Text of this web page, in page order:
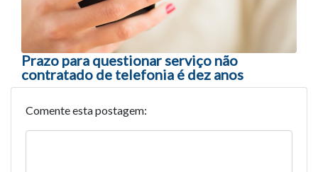
Prazo para questionar serviço não
contratado de telefonia é dez anos
Comente esta postagem: